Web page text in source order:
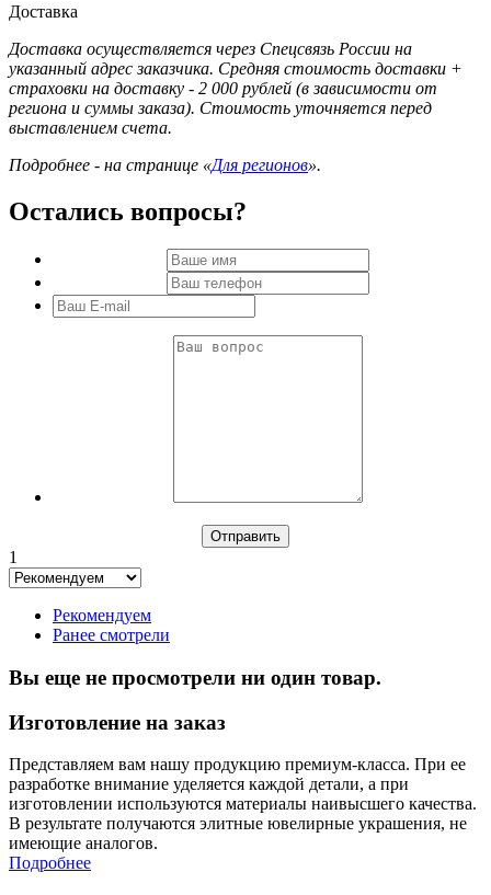
Доставка
Доставка осуществляется через Спецсвязь России на
указанный адрес заказчика. Средняя стоимость доставки +
страховки на доставку - 2 000 рублей (в зависимости от
региона и суммы заказа). Стоимость уточняется перед
выставлением счета.
Подробнее - на странице «Для регионов».
Остались вопросы?
1
Рекомендуем
Ранее смотрели
Вы еще не просмотрели ни один товар.
Изготовление на заказ
Представляем вам нашу продукцию премиум-класса. При ее
разработке внимание уделяется каждой детали, а при
изготовлении используются материалы наивысшего качества.
В результате получаются элитные ювелирные украшения, не
имеющие аналогов.
Подробнее